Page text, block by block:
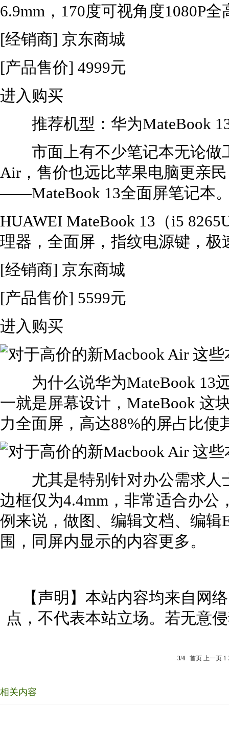
6.9mm，170度可视角度1080P全
[经销商] 京东商城
[产品售价] 4999元
进入购买
推荐机型：华为MateBook
市面上有不少笔记本无论做
Air，售价也远比苹果电脑更亲
——MateBook 13全面屏笔记本
HUAWEI MateBook 13（i5
理器，全面屏，指纹电源键，极
[经销商] 京东商城
[产品售价] 5599元
进入购买
为什么说华为MateBook 13
一就是屏幕设计，MateBook 这
力全面屏，高达88%的屏占比
尤其是特别针对办公需求人
边框仅为4.4mm，非常适合办公
例来说，做图、编辑文档、编
围，同屏内显示的内容更多。
【声明】本站内容均来自网
点，不代表本站立场。若无意
3/4 首页 上一页 1
相关内容